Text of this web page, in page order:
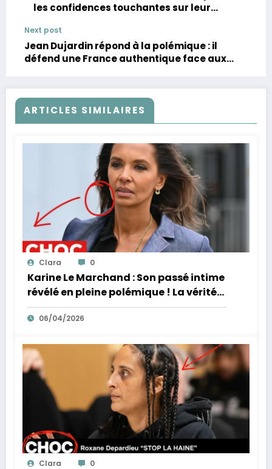
les confidences touchantes sur leur
Next post
Jean Dujardin répond à la polémique : il
défend une France authentique face aux
ARTICLES SIMILAIRES
Clara 0
Karine Le Marchand : Son passé intime
révélé en pleine polémique ! La vérité
éclate sur ses accusations de
racisme.
06/04/2026
Clara 0